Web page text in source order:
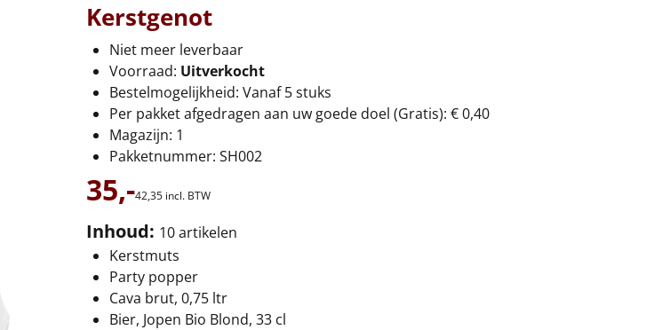
Kerstgenot
Niet meer leverbaar
Voorraad: Uitverkocht
Bestelmogelijkheid: Vanaf 5 stuks
Per pakket afgedragen aan uw goede doel (Gratis): € 0,40
Magazijn: 1
Pakketnummer: SH002
35,-42,35 incl. BTW
Inhoud: 10 artikelen
Kerstmuts
Party popper
Cava brut, 0,75 ltr
Bier, Jopen Bio Blond, 33 cl